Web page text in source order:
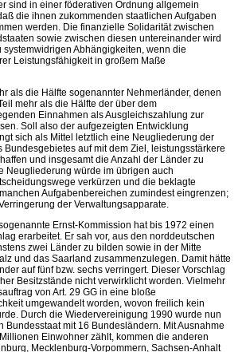
sind in einer föderativen Ordnung allgemein
die ihnen zukommenden staatlichen Aufgaben
werden. Die finanzielle Solidarität zwischen
sowie zwischen diesen untereinander wird
systemwidrigen Abhängigkeiten, wenn die
Leistungsfähigkeit in großem Maße
als die Hälfte sogenannter Nehmerländer, denen
mehr als die Hälfte der über dem
Einnahmen als Ausgleichszahlung zur
Soll also der aufgezeigten Entwicklung
sich als Mittel letztlich eine Neugliederung der
Bundesgebietes auf mit dem Ziel, leistungsstärkere
und insgesamt die Anzahl der Länder zu
Neugliederung würde im übrigen auch
verkürzen und die beklagte
Aufgabenbereichen zumindest eingrenzen;
der Verwaltungsapparate.
Ernst-Kommission hat bis 1972 einen
erarbeitet. Er sah vor, aus den norddeutschen
zwei Länder zu bilden sowie in der Mitte
und das Saarland zusammenzulegen. Damit hätte
auf fünf bzw. sechs verringert. Dieser Vorschlag
Besitzstände nicht verwirklicht worden. Vielmehr
von Art. 29 GG in eine bloße
umgewandelt worden, wovon freilich kein
Durch die Wiedervereinigung 1990 wurde nun
Bundesstaat mit 16 Bundesländern. Mit Ausnahme
Einwohner zählt, kommen die anderen
Mecklenburg-Vorpommern, Sachsen-Anhalt